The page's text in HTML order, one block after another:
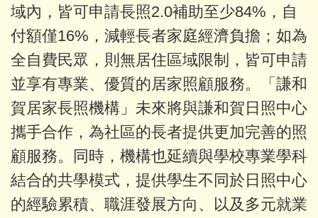
域內，皆可申請長照2.0補助至少84%，自
付額僅16%，減輕長者家庭經濟負擔；如為
全自費民眾，則無居住區域限制，皆可申請
並享有專業、優質的居家照顧服務。「謙和
賀居家長照機構」未來將與謙和賀日照中心
攜手合作，為社區的長者提供更加完善的照
顧服務。同時，機構也延續與學校專業學科
結合的共學模式，提供學生不同於日照中心
的經驗累積、職涯發展方向、以及多元就業